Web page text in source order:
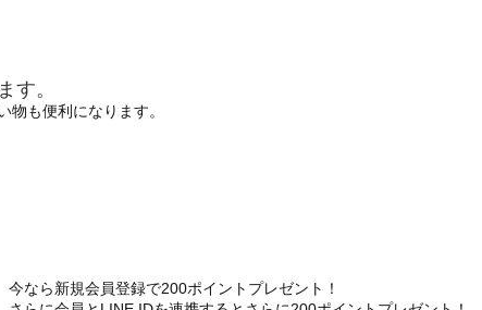
す。
も便利になります。
今なら新規会員登録で200ポイントプレゼント！